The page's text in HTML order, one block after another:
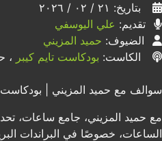
بتاريخ: ٢١ / ٠٢ / ٢٠٢٦
تقديم: علي اليوسفي
الضيوف: حميد المزيني
الكاست: بودكاست تايم كيبر ،
سوالف مع حميد المزيني | بودكاست
مع حميد المزيني، جامع ساعات،
الساعات، خصوصًا في البراندات